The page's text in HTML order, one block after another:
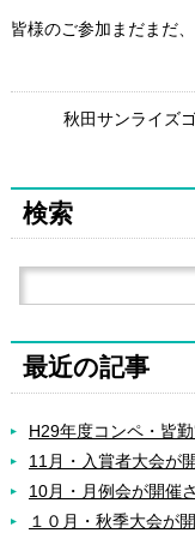
皆様のご参加まだまだ
秋田サンライズ
検索
最近の記事
H29年度コンペ・皆
11月・入賞者大会が
10月・月例会が開催
１０月・秋季大会が